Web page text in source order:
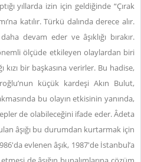
yıllarda izin için geldiğinde “Çırak
katılır. Türkü dalında derece alır.
devam eder ve âşıklığı bırakır.
ölçüde etkileyen olaylardan biri
bir başkasına verirler. Bu hadise,
küçük kardeşi Akın Bulut,
bu olayın etkisinin yanında,
de olabileceğini ifade eder. Âdeta
âşığı bu durumdan kurtarmak için
evlenen âşık, 1987'de İstanbul’a